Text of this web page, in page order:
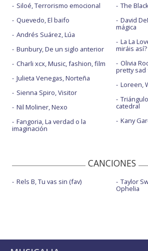
Siloé, Terrorismo emocional
Quevedo, El baifo
Andrés Suárez, Lúa
Bunbury, De un siglo anterior
Charli xcx, Music, fashion, film
Julieta Venegas, Norteña
Sienna Spiro, Visitor
Nil Moliner, Nexo
Fangoria, La verdad o la
imaginación
The
David
mágica
La La
miráis así?
Olivia
pretty sad
Loreen,
catedral
Kany
CANCIONES
Rels B, Tu vas sin (fav) Taylor
Ophelia